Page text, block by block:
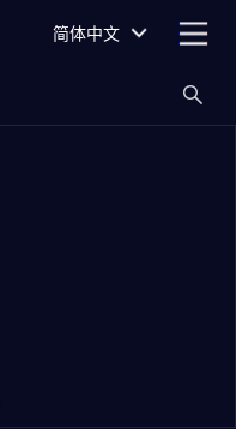
简体中文